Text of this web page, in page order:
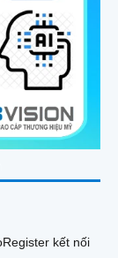
kết nối